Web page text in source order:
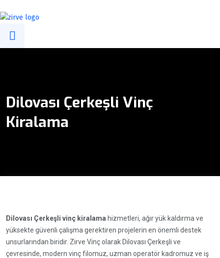
Dilovası Çerkeşli Vinç
Kiralama
Dilovası Çerkeşli vinç kiralama hizmetleri, ağır yük kaldırma ve
yüksekte güvenli çalışma gerektiren projelerin en önemli destek
unsurlarından biridir. Zirve Vinç olarak Dilovası Çerkeşli ve
çevresinde, modern vinç filomuz, uzman operatör kadromuz ve iş